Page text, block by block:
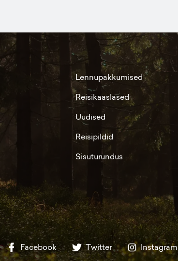
Lennupakkumised
Reisikaaslased
Uudised
Reisipildid
Sisuturundus
Facebook Twitter Instagram